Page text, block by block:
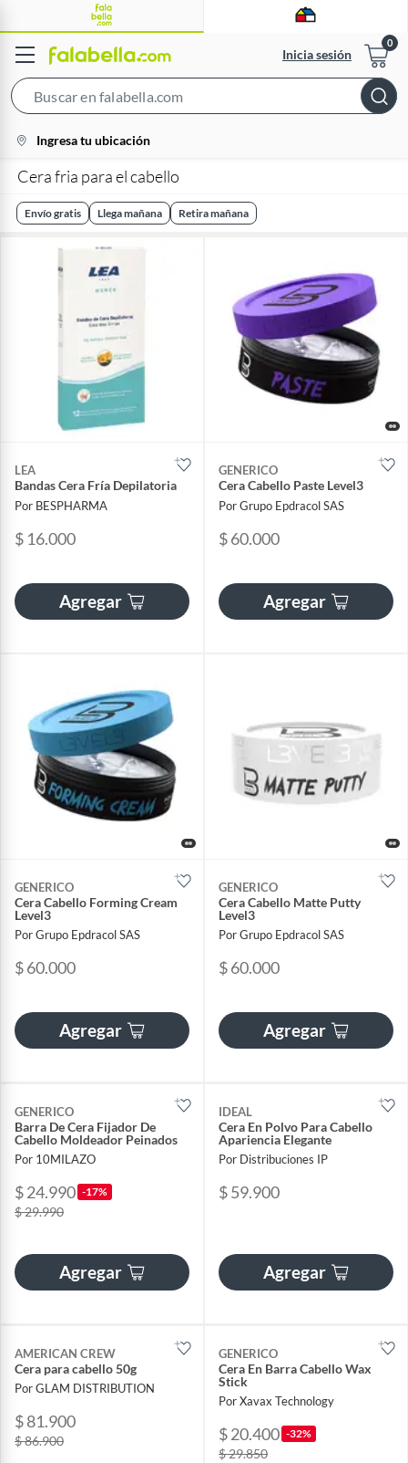
Inicia sesión
Bar
location-
icon
Ingresa tu ubicación
Cera fria para el cabello
Envío gratis Llega mañana Retira mañana
LEA
Bandas Cera Fría Depilatoria
Por BESPHARMA
$ 16.000
Agregar
GENERICO
Cera Cabello Paste Level3
Por Grupo Epdracol SAS
$ 60.000
Agregar
GENERICO
Cera Cabello Forming Cream
Level3
Por Grupo Epdracol SAS
$ 60.000
Agregar
GENERICO
Cera Cabello Matte Putty
Level3
Por Grupo Epdracol SAS
$ 60.000
Agregar
GENERICO
Barra De Cera Fijador De
Cabello Moldeador Peinados
Por 10MILAZO
$ 24.990 -17%
$ 29.990
Agregar
IDEAL
Cera En Polvo Para Cabello
Apariencia Elegante
Por Distribuciones IP
$ 59.900
Agregar
AMERICAN CREW
Cera para cabello 50g
Por GLAM DISTRIBUTION
$ 81.900
$ 86.900
GENERICO
Cera En Barra Cabello Wax
Stick
Por Xavax Technology
$ 20.400 -32%
$ 29.850